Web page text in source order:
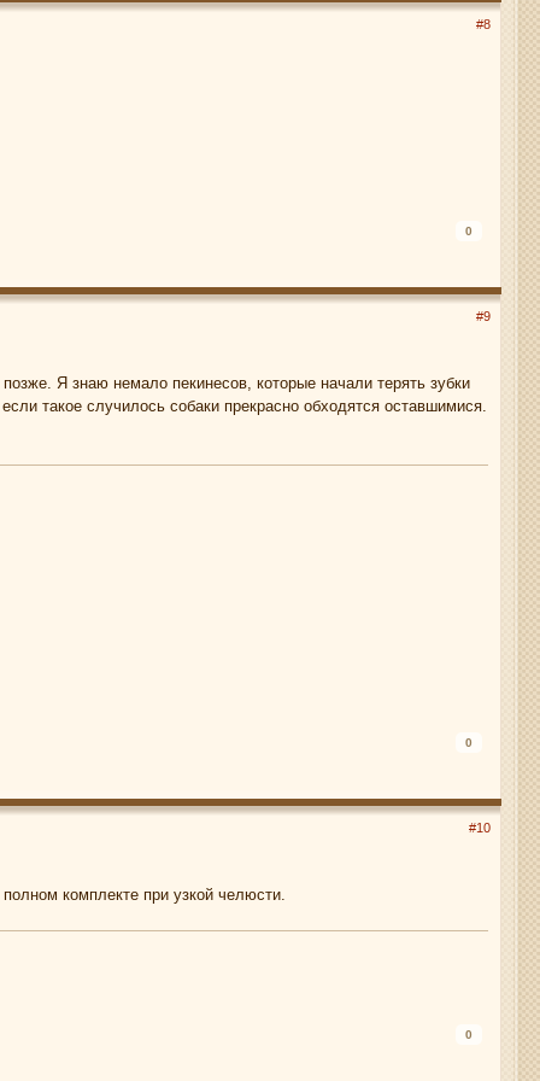
#8
0
#9
Я знаю немало пекинесов, которые начали терять зубки
такое случилось собаки прекрасно обходятся оставшимися.
0
#10
комплекте при узкой челюсти.
0